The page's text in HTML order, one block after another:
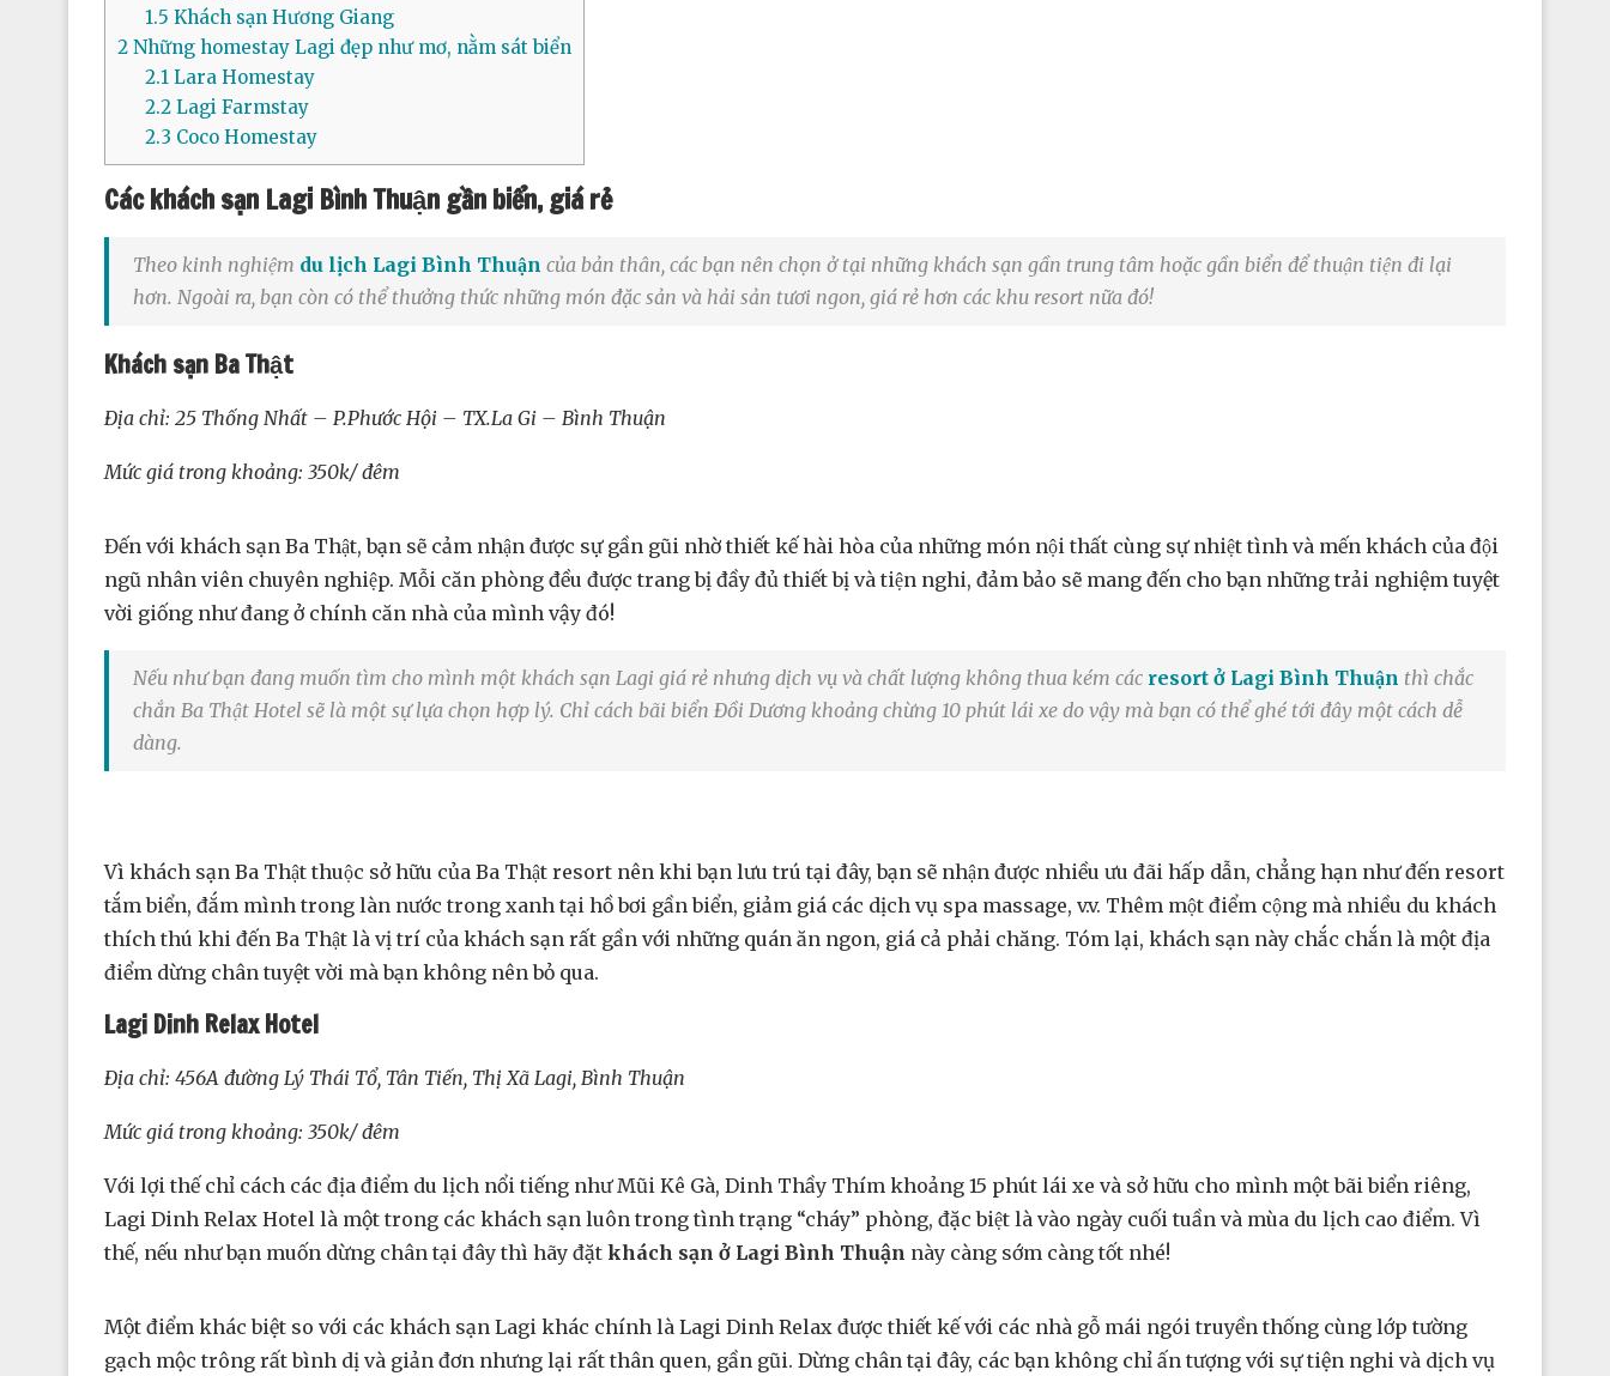
1.5 Khách sạn Hương Giang
2 Những homestay Lagi đẹp như mơ, nằm sát biển
2.1Lara Homestay
2.2Lagi Farmstay
2.3 Coco Homestay
Các khách sạn Lagi Bình Thuận gần biển, giá rẻ
Theo kinh nghiệm du lịch Lagi Bình Thuận của bản thân, các bạn nên chọn ở tại những khách sạn gần trung tâm hoặc gần biển để thuận tiện đi lại
hơn. Ngoài ra, bạn còn có thể thưởng thức những món đặc sản và hải sản tươi ngon, giá rẻ hơn các khu resort nữa đó!
Khách sạn Ba Thật
Địa chỉ: 25 Thống Nhất – P.Phước Hội – TX.La Gi – Bình Thuận
Mức giá trong khoảng: 350k/ đêm
Đến với khách sạn Ba Thật, bạn sẽ cảm nhận được sự gần gũi nhờ thiết kế hài hòa của những món nội thất cùng sự nhiệt tình và mến khách của đội
ngũ nhân viên chuyên nghiệp. Mỗi căn phòng đều được trang bị đầy đủ thiết bị và tiện nghi, đảm bảo sẽ mang đến cho bạn những trải nghiệm tuyệt
vời giống như đang ở chính căn nhà của mình vậy đó!
Nếu như bạn đang muốn tìm cho mình một khách sạn Lagi giá rẻ nhưng dịch vụ và chất lượng không thua kém các resort ở Lagi Bình Thuận thì chắc
chắn Ba Thật Hotel sẽ là một sự lựa chọn hợp lý. Chỉ cách bãi biển Đồi Dương khoảng chừng 10 phút lái xe do vậy mà bạn có thể ghé tới đây một cách dễ
dàng.
Vì khách sạn Ba Thật thuộc sở hữu của Ba Thật resort nên khi bạn lưu trú tại đây, bạn sẽ nhận được nhiều ưu đãi hấp dẫn, chẳng hạn như đến resort
tắm biển, đắm mình trong làn nước trong xanh tại hồ bơi gần biển, giảm giá các dịch vụ spa massage, v.v. Thêm một điểm cộng mà nhiều du khách
thích thú khi đến Ba Thật là vị trí của khách sạn rất gần với những quán ăn ngon, giá cả phải chăng. Tóm lại, khách sạn này chắc chắn là một địa
điểm dừng chân tuyệt vời mà bạn không nên bỏ qua.
Lagi Dinh Relax Hotel
Địa chỉ: 456A đường Lý Thái Tổ, Tân Tiến, Thị Xã Lagi, Bình Thuận
Mức giá trong khoảng: 350k/ đêm
Với lợi thế chỉ cách các địa điểm du lịch nổi tiếng như Mũi Kê Gà, Dinh Thầy Thím khoảng 15 phút lái xe và sở hữu cho mình một bãi biển riêng,
Lagi Dinh Relax Hotel là một trong các khách sạn luôn trong tình trạng “cháy” phòng, đặc biệt là vào ngày cuối tuần và mùa du lịch cao điểm. Vì
thế, nếu như bạn muốn dừng chân tại đây thì hãy đặt khách sạn ở Lagi Bình Thuận này càng sớm càng tốt nhé!
Một điểm khác biệt so với các khách sạn Lagi khác chính là Lagi Dinh Relax được thiết kế với các nhà gỗ mái ngói truyền thống cùng lớp tường
gạch mộc trông rất bình dị và giản đơn nhưng lại rất thân quen, gần gũi. Dừng chân tại đây, các bạn không chỉ ấn tượng với sự tiện nghi và dịch vụ